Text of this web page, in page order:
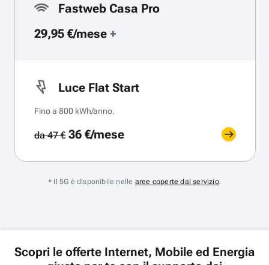
Fastweb Casa Pro
29,95 €/mese +
Luce Flat Start
Fino a 800 kWh/anno.
da 47 €36 €/mese
* Il 5G è disponibile nelle aree coperte dal servizio.
Scopri le offerte Internet, Mobile ed Energia